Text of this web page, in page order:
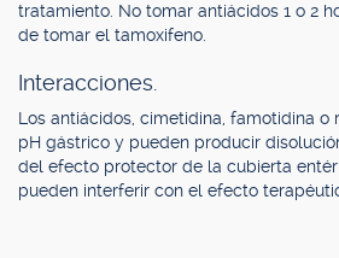
tratamiento. No tomar antiácidos 1 o 2
de tomar el tamoxifeno.
Interacciones.
Los antiácidos, cimetidina, famotidina o
pH gástrico y pueden producir
del efecto protector de la cubierta
pueden interferir con el efecto